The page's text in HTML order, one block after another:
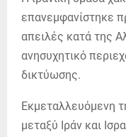
επανεμφανίστηκε
απειλές κατά της
ανησυχητικό
δικτύωσης.
Εκμεταλλευόμενη
μεταξύ Ιράν και